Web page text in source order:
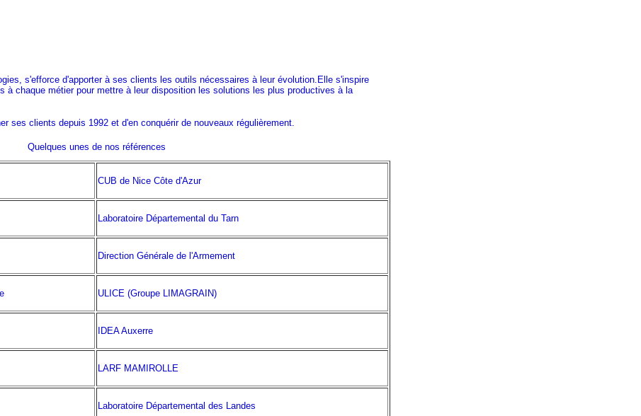
s'efforce d'apporter à ses clients les outils nécessaires à leur évolution.Elle s'inspire
à chaque métier pour mettre à leur disposition les solutions les plus productives à la
ses clients depuis 1992 et d'en conquérir de nouveaux régulièrement.
CUB de Nice Côte d'Azur
Laboratoire Départemental du Tarn
Direction Générale de l'Armement
ULICE (Groupe LIMAGRAIN)
IDEA Auxerre
LARF MAMIROLLE
Laboratoire Départemental des Landes
Quelques unes de nos références